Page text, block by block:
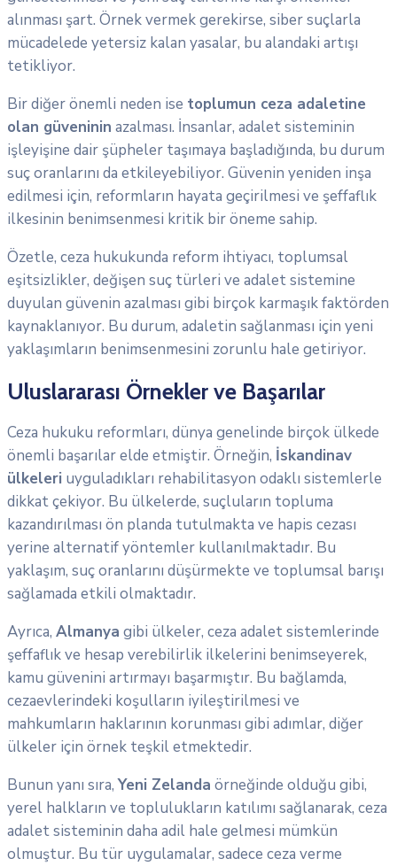
alınması şart. Örnek vermek gerekirse, siber suçlarla
mücadelede yetersiz kalan yasalar, bu alandaki artışı
tetikliyor.
Bir diğer önemli neden ise toplumun ceza adaletine
olan güveninin azalması. İnsanlar, adalet sisteminin
işleyişine dair şüpheler taşımaya başladığında, bu durum
suç oranlarını da etkileyebiliyor. Güvenin yeniden inşa
edilmesi için, reformların hayata geçirilmesi ve şeffaflık
ilkesinin benimsenmesi kritik bir öneme sahip.
Özetle, ceza hukukunda reform ihtiyacı, toplumsal
eşitsizlikler, değişen suç türleri ve adalet sistemine
duyulan güvenin azalması gibi birçok karmaşık faktörden
kaynaklanıyor. Bu durum, adaletin sağlanması için yeni
yaklaşımların benimsenmesini zorunlu hale getiriyor.
Uluslararası Örnekler ve Başarılar
Ceza hukuku reformları, dünya genelinde birçok ülkede
önemli başarılar elde etmiştir. Örneğin, İskandinav
ülkeleri uyguladıkları rehabilitasyon odaklı sistemlerle
dikkat çekiyor. Bu ülkelerde, suçluların topluma
kazandırılması ön planda tutulmakta ve hapis cezası
yerine alternatif yöntemler kullanılmaktadır. Bu
yaklaşım, suç oranlarını düşürmekte ve toplumsal barışı
sağlamada etkili olmaktadır.
Ayrıca, Almanya gibi ülkeler, ceza adalet sistemlerinde
şeffaflık ve hesap verebilirlik ilkelerini benimseyerek,
kamu güvenini artırmayı başarmıştır. Bu bağlamda,
cezaevlerindeki koşulların iyileştirilmesi ve
mahkumların haklarının korunması gibi adımlar, diğer
ülkeler için örnek teşkil etmektedir.
Bunun yanı sıra,Yeni Zelanda örneğinde olduğu gibi,
yerel halkların ve toplulukların katılımı sağlanarak, ceza
adalet sisteminin daha adil hale gelmesi mümkün
olmuştur. Bu tür uygulamalar, sadece ceza verme